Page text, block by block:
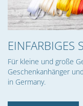
EINFARBIGES
Für kleine und große
Geschenkanhänger
in Germany.